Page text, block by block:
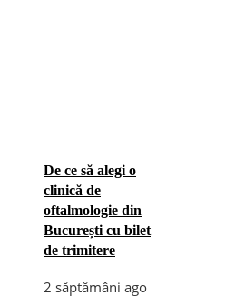
De ce să alegi o
clinică de
oftalmologie din
București cu bilet
de trimitere
2 săptămâni ago